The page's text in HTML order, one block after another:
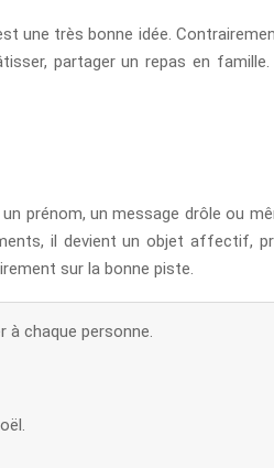
une très bonne idée.
partager un repas en
prénom, un message drôle ou
il devient un objet affectif,
sur la bonne piste.
chaque personne.